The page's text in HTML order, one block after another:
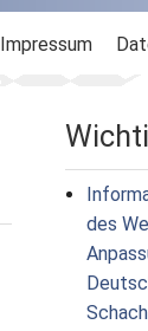
Impressum
des